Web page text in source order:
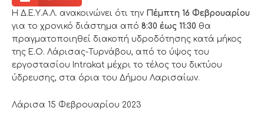
Η Δ.Ε.Υ.Α.Λ. ανακοινώνει ότι την Πέμπτη 16 Φεβρουαρίου
για το χρονικό διάστημα από 8:30 έως 11:30 θα
πραγματοποιηθεί διακοπή υδροδότησης κατά μήκος
της Ε.Ο. Λάρισας-Τυρνάβου, από το ύψος του
εργοστασίου Intrakat μέχρι το τέλος του δικτύου
ύδρευσης, στα όρια του Δήμου Λαρισαίων.
Λάρισα 15 Φεβρουαρίου 2023